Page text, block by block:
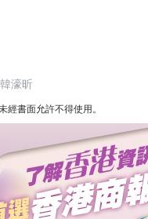
濠昕
經書面允許不得使用。